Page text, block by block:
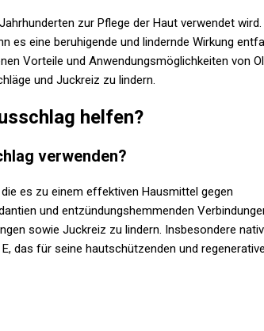
zur Pflege der Haut verwendet wird.
es eine beruhigende und lindernde Wirkung
Vorteile und Anwendungsmöglichkeiten von
und Juckreiz zu lindern.
helfen?
verwenden?
es zu einem effektiven Hausmittel gegen
und entzündungshemmenden
sowie Juckreiz zu lindern. Insbesondere
das für seine hautschützenden und